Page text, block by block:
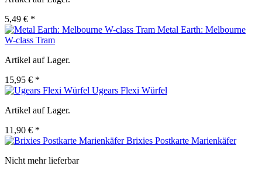
5,49 € *
Metal Earth: Melbourne
W-class Tram
Artikel auf Lager.
15,95 € *
Ugears Flexi Würfel
Artikel auf Lager.
11,90 € *
Brixies Postkarte Marienkäfer
Nicht mehr lieferbar